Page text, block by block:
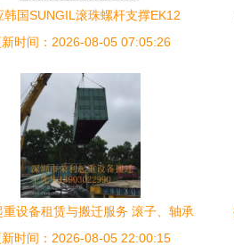
韩国SUNGIL滚珠螺杆支撑EK12
精密传动领域的可靠部件
时间：2026-08-05 07:05:26
重设备租赁与搬迁服务 滚子、轴承
及附属件的高效解决方案
时间：2026-08-05 22:00:15